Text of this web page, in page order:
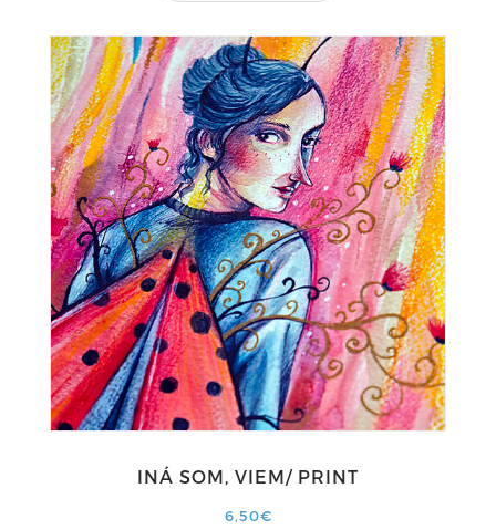
INÁ SOM, VIEM/ PRINT
6,50€